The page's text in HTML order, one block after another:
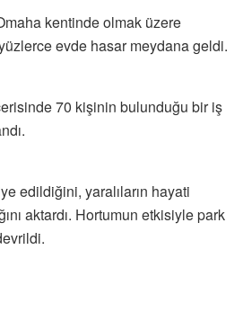
kentinde olmak üzere
evde hasar meydana geldi.
70 kişinin bulunduğu bir iş
edildiğini, yaralıların hayati
aktardı. Hortumun etkisiyle park